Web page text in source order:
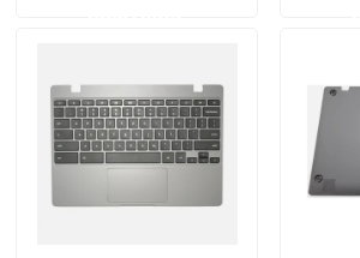
Ζητήστε ένα απόσπασμα
Αντικατάσταση οθόνης Lenovo LCD